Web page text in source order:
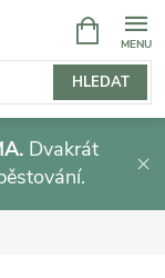
HLEDAT
NÁKUPNÍ
KOŠÍK
Dvakrát